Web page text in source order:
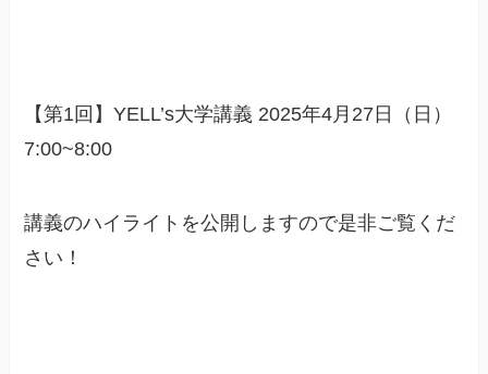
【第1回】YELL’s大学講義 2025年4月27日（日）
7:00~8:00
講義のハイライトを公開しますので是非ご覧くだ
さい！